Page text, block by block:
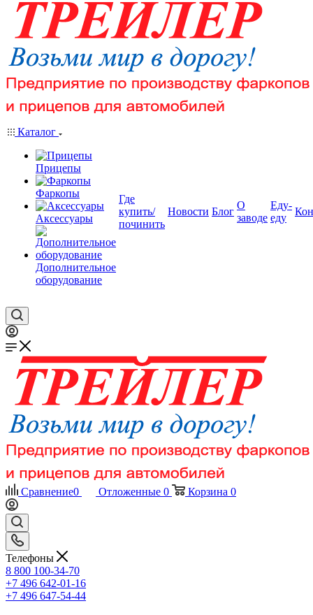
Каталог
Прицепы
Фаркопы
Аксессуары
Дополнительное
оборудование
Где
купить/
починить
Новости Блог
О
заводе
Еду-
еду
Сравнение0 Отложенные 0 Корзина 0
Телефоны
8 800 100-34-70
+7 496 642-01-16
+7 496 647-54-44